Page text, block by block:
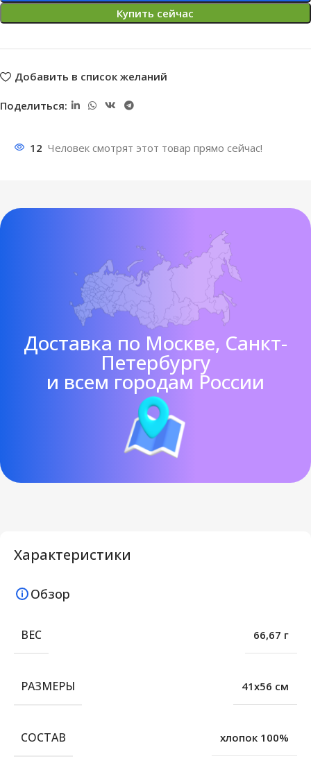
Купить сейчас
Добавить в список желаний
Поделиться:
12 Человек смотрят этот товар прямо сейчас!
Доставка по Москве, Санкт-
Петербургу
и всем городам России
Характеристики
Обзор
ВЕС 66,67 г
РАЗМЕРЫ 41х56 см
СОСТАВ хлопок 100%